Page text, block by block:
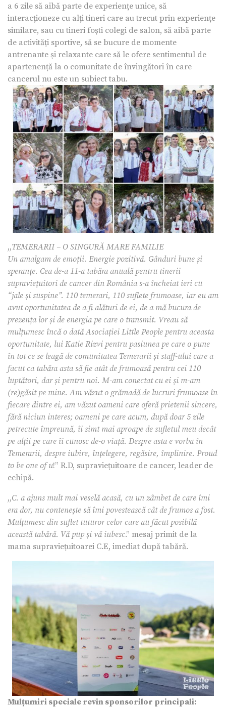
a 6 zile să aibă parte de experiențe unice, să
interacționeze cu alți tineri care au trecut prin experiențe
similare, sau cu tineri foști colegi de salon, să aibă parte
de activități sportive, să se bucure de momente
antrenante și relaxante care să le ofere sentimentul de
apartenență la o comunitate de învingători în care
cancerul nu este un subiect tabu.
,,TEMERARII – O SINGURĂ MARE FAMILIE
Un amalgam de emoții. Energie pozitivă. Gânduri bune și
speranțe. Cea de-a 11-a tabăra anuală pentru tinerii
supraviețuitori de cancer din România s-a încheiat ieri cu
“jale și suspine”. 110 temerari, 110 suflete frumoase, iar eu am
avut oportunitatea de a fi alături de ei, de a mă bucura de
prezența lor și de energia pe care o transmit. Vreau să
mulțumesc încă o dată Asociației Little People pentru aceasta
oportunitate, lui Katie Rizvi pentru pasiunea pe care o pune
în tot ce se leagă de comunitatea Temerarii și staff-ului care a
facut ca tabăra asta să fie atât de frumoasă pentru cei 110
luptători, dar și pentru noi. M-am conectat cu ei și m-am
(re)găsit pe mine. Am văzut o grămadă de lucruri frumoase în
fiecare dintre ei, am văzut oameni care oferă prietenii sincere,
fără niciun interes; oameni pe care acum, după doar 5 zile
petrecute împreună, îi simt mai aproape de sufletul meu decât
pe alții pe care îi cunosc de-o viață. Despre asta e vorba în
Temerarii, despre iubire, înțelegere, regăsire, împlinire. Proud
to be one of u!” R.D, supraviețuitoare de cancer, leader de
echipă.
,,C. a ajuns mult mai veselă acasă, cu un zâmbet de care îmi
era dor, nu contenește să îmi povestească cât de frumos a fost.
Mulțumesc din suflet tuturor celor care au făcut posibilă
această tabără. Vă pup și vă iubesc.” mesaj primit de la
mama supraviețuitoarei C.E, imediat după tabără.
Mulțumiri speciale revin sponsorilor principali: